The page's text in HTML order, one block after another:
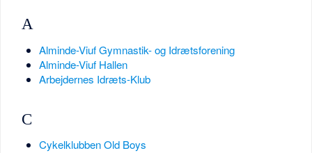
A
Alminde-Viuf Gymnastik- og Idrætsforening
Alminde-Viuf Hallen
Arbejdernes Idræts-Klub
C
Cykelklubben Old Boys